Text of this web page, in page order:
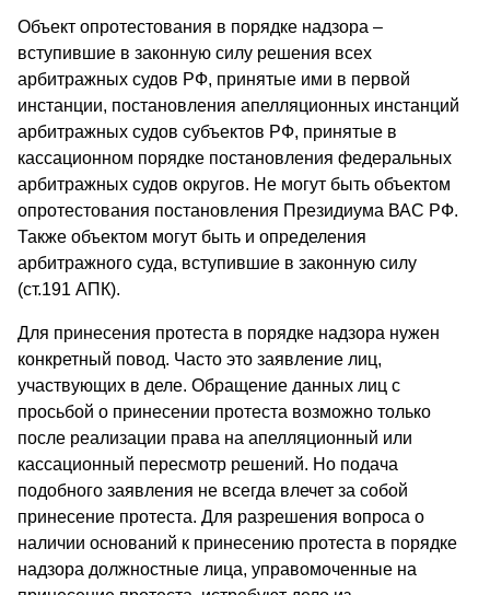
Объект опротестования в порядке надзора –
вступившие в законную силу решения всех
арбитражных судов РФ, принятые ими в первой
инстанции, постановления апелляционных инстанций
арбитражных судов субъектов РФ, принятые в
кассационном порядке постановления федеральных
арбитражных судов округов. Не могут быть объектом
опротестования постановления Президиума ВАС РФ.
Также объектом могут быть и определения
арбитражного суда, вступившие в законную силу
(ст.191 АПК).
Для принесения протеста в порядке надзора нужен
конкретный повод. Часто это заявление лиц,
участвующих в деле. Обращение данных лиц с
просьбой о принесении протеста возможно только
после реализации права на апелляционный или
кассационный пересмотр решений. Но подача
подобного заявления не всегда влечет за собой
принесение протеста. Для разрешения вопроса о
наличии оснований к принесению протеста в порядке
надзора должностные лица, управомоченные на